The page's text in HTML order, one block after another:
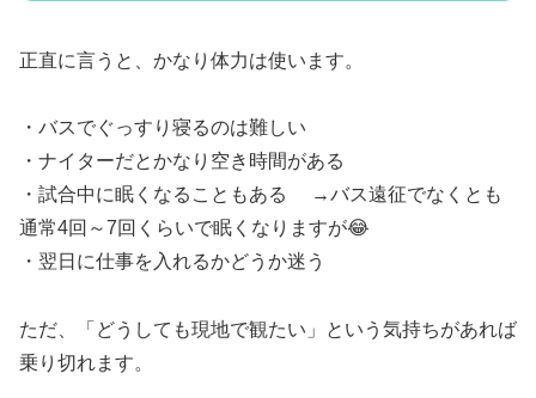
正直に言うと、かなり体力は使います。
・バスでぐっすり寝るのは難しい
・ナイターだとかなり空き時間がある
・試合中に眠くなることもある →バス遠征でなくとも
通常4回～7回くらいで眠くなりますが😂
・翌日に仕事を入れるかどうか迷う
ただ、「どうしても現地で観たい」という気持ちがあれば
乗り切れます。